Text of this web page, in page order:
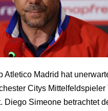
Atletico Madrid hat
Citys Mittelfeldspieler
Diego Simeone betrachtet